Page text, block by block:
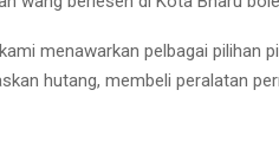
menawarkan pelbagai pilihan
hutang, membeli peralatan